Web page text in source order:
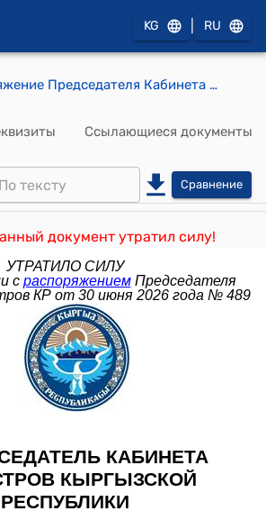
KG RU
Распоряжение Председателя Кабинета Министров КР от 26 февраля 2022 года № 164 (О внесении изменений в распоряжение Премьер-министра Кыргызской Республики от 19 февраля 2019 года N 82)
Ссылающиеся документы
Сравнение
документ утратил силу!